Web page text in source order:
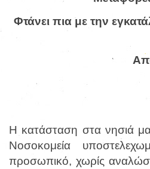
Φτάνει πια με την
Η κατάσταση στα νησιά
Νοσοκομεία
προσωπικό, χωρίς